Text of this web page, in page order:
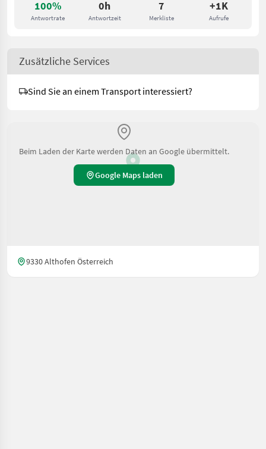
100%
Antwortrate
0h
Antwortzeit
7
Merkliste
+1K
Aufrufe
Zusätzliche Services
Sind Sie an einem Transport interessiert?
Beim Laden der Karte werden Daten an Google übermittelt.
Google Maps laden
9330 Althofen Österreich